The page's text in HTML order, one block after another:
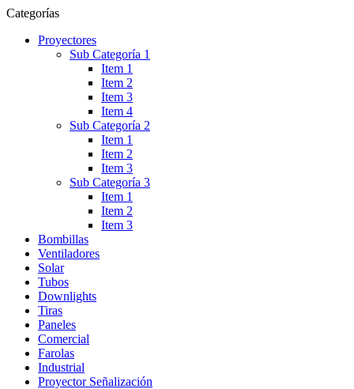
Categorías
Proyectores
Sub Categoría 1
Item 1
Item 2
Item 3
Item 4
Sub Categoría 2
Item 1
Item 2
Item 3
Sub Categoría 3
Item 1
Item 2
Item 3
Bombillas
Ventiladores
Solar
Tubos
Downlights
Tiras
Paneles
Comercial
Farolas
Industrial
Proyector Señalización